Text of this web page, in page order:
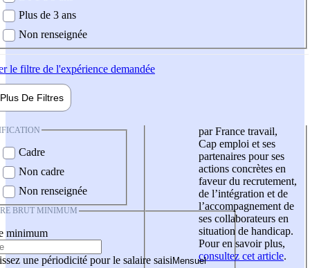
Plus de 3 ans
Non renseignée
le filtre de l'expérience demandée
Plus De Filtres
Cadre
Non cadre
Non renseignée
BRUT MINIMUM
minimum
une périodicité pour le salaire saisi
par France travail,
Cap emploi et ses
partenaires pour ses
actions concrètes en
faveur du recrutement,
de l’intégration et de
l’accompagnement de
ses collaborateurs en
situation de handicap.
Pour en savoir plus,
consultez cet article.